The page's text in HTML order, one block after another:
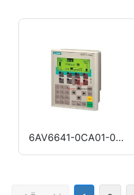
6AV6641-0CA01-0AX1